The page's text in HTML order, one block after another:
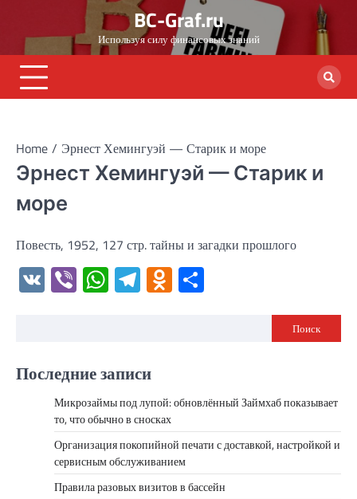
content
BC-Graf.ru
Используя силу финансовых знаний
Home Эрнест Хемингуэй — Старик и море
Эрнест Хемингуэй — Старик и
море
Повесть, 1952, 127 стр. тайны и загадки прошлого
VK ViberWhatsApp
Telegram
Odnoklassniki
Поиск
Последние записи
Микрозаймы под лупой: обновлённый Займхаб показывает
то, что обычно в сносках
Организация покопийной печати с доставкой, настройкой и
сервисным обслуживанием
Правила разовых визитов в бассейн